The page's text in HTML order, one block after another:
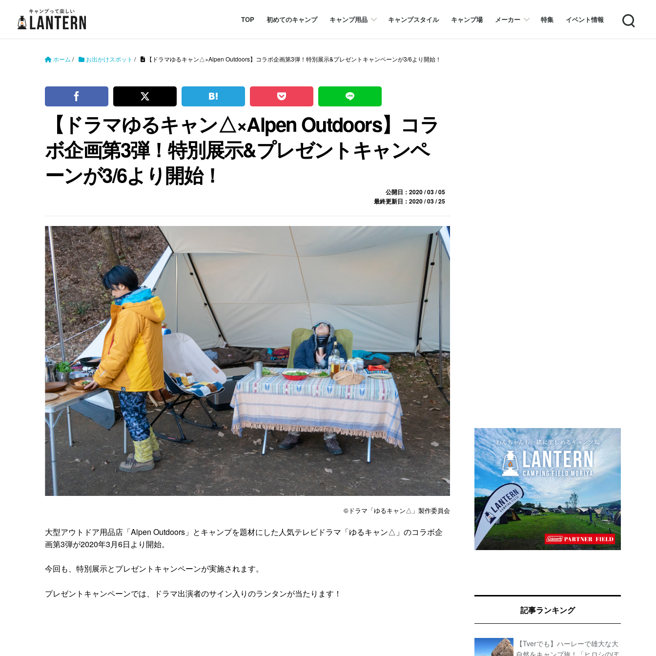
TOP 初めてのキャンプ キャンプ用品 キャンプスタイル キャンプ場 メーカー 特集 イベント情報 Search
ホーム / お出かけスポット / 【ドラマゆるキャン△×Alpen Outdoors】コラボ企画第3弾！特別展示&プレゼントキャンペーンが3/6より開始！
【ドラマゆるキャン△×Alpen Outdoors】コラ
ボ企画第3弾！特別展示&プレゼントキャンペ
ーンが3/6より開始！
公開日：2020 / 03 / 05
最終更新日：2020 / 03 / 25
©︎ドラマ「ゆるキャン△」製作委員会
大型アウトドア用品店「Alpen Outdoors」とキャンプを題材にした人気テレビドラマ「ゆるキャン△」のコラボ企
画第3弾が2020年3月6日より開始。
今回も、特別展示とプレゼントキャンペーンが実施されます。
プレゼントキャンペーンでは、ドラマ出演者のサイン入りのランタンが当たります！
記事ランキング
【Tverでも】ハーレーで雄大な大